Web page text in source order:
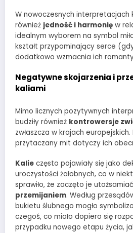
W nowoczesnych interpretacjach
również jedność i harmonię w
idealnym wyborem na symbol
kształt przypominający serce
dodatkowo wzmacnia ich
Negatywne skojarzenia i
kaliami
Mimo licznych pozytywnych
budziły również kontrowersje
zwłaszcza w krajach europejskich.
przytaczany mit dotyczy ich
Kalie często pojawiały się jako
uroczystości żałobnych, co w
sprawiło, że zaczęto je
przemijaniem. Według
bukietu ślubnego mogło
czegoś, co miało dopiero się
przypadku nowego etapu życia,